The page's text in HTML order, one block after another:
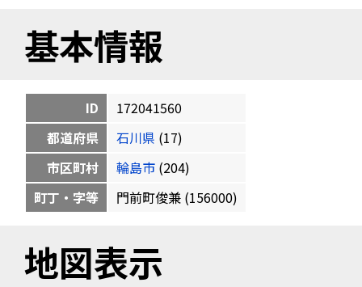
基本情報
ID
172041560
都道府県
石川県 (17)
市区町村
輪島市 (204)
町丁・字等
門前町俊兼 (156000)
地図表示